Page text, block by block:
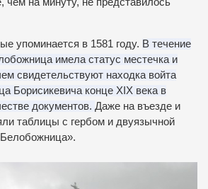
упоминается в 1581 году. В течение
имела статус местечка и
свидетельствуют находка войта
Борисикевича конце XIX века в
документов. Даже на въезде и
таблицы с гербом и двуязычной